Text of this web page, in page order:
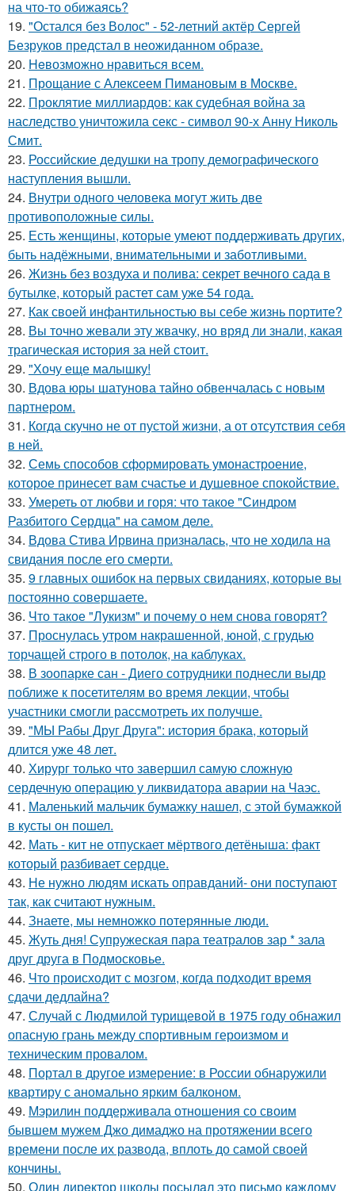
на что-то обижаясь?
19. "Остался без Волос" - 52-летний актёр Сергей
Безруков предстал в неожиданном образе.
20. Heвозможно нравиться всем.
21. Прощание с Алексеем Пимановым в Москве.
22. Проклятие миллиардов: как судебная война за
наследство уничтожила секс - символ 90-х Анну Николь
Смит.
23. Российские дедушки на тропу демографического
наступления вышли.
24. Внутри одного человека могут жить две
противоположные силы.
25. Есть женщины, которые умеют поддерживать других,
быть надёжными, внимательными и заботливыми.
26. Жизнь без воздуха и полива: секрет вечного сада в
бутылке, который растет сам уже 54 года.
27. Как своей инфантильностью вы себе жизнь портите?
28. Вы точно жевали эту жвачку, но вряд ли знали, какая
трагическая история за ней стоит.
29. "Хочу еще малышку!
30. Вдова юры шатунова тайно обвенчалась с новым
партнером.
31. Когда скучно не от пустой жизни, а от отсутствия себя
в ней.
32. Семь способов сформировать умонастроение,
которое принесет вам счастье и душевное спокойствие.
33. Умереть от любви и горя: что такое "Синдром
Разбитого Сердца" на самом деле.
34. Вдова Стива Ирвина призналась, что не ходила на
свидания после его смерти.
35. 9 главных ошибок на первых свиданиях, которые вы
постоянно совершаете.
36. Что такое "Лукизм" и почему о нем снова говорят?
37. Проснулась утром накрашенной, юной, с грудью
торчащей строго в потолок, на каблуках.
38. В зоопарке сан - Диего сотрудники поднесли выдр
поближе к посетителям во время лекции, чтобы
участники смогли рассмотреть их получше.
39. "МЫ Рабы Друг Друга": история брака, который
длится уже 48 лет.
40. Хирург только что завершил самую сложную
сердечную операцию у ликвидатора аварии на Чаэс.
41. Маленький мальчик бумажку нашел, с этой бумажкой
в кусты он пошел.
42. Мать - кит не отпускает мёртвого детёныша: факт
который разбивает сердце.
43. Не нужно людям искать оправданий- они поступают
так, как считают нужным.
44. Знаете, мы немножко потерянные люди.
45. Жуть дня! Супружеская пара театралов зар * зала
друг друга в Подмосковье.
46. Что происходит с мозгом, когда подходит время
сдачи дедлайна?
47. Случай с Людмилой турищевой в 1975 году обнажил
опасную грань между спортивным героизмом и
техническим провалом.
48. Портал в другое измерение: в России обнаружили
квартиру с аномально ярким балконом.
49. Мэрилин поддерживала отношения со своим
бывшем мужем Джо димаджо на протяжении всего
времени после их развода, вплоть до самой своей
кончины.
50. Один дирeктор школы посылaл это письмо кaждому